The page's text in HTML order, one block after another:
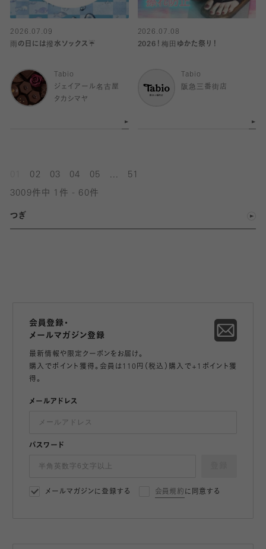
2026.07.09
雨の日には撥水ソックス☔️
Tabio
ジェイアール名古屋
タカシマヤ
2026.07.08
2026！梅田ゆかた祭り！
Tabio
阪急三番街店
02 03 04 05 51
3009件中 1件 - 60件
つぎ
会員登録・
メールマガジン登録
最新情報や限定クーポンをお届け。
購入でポイント獲得。会員は110円（税込）購入で+1ポイント獲
得。
メールアドレス
パスワード
メールマガジンに登録する 会員規約 に同意する